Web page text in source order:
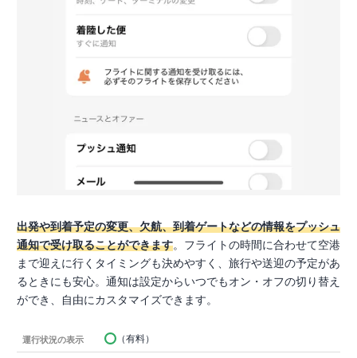
出発や到着予定の変更、欠航、到着ゲートなどの情報をプッシュ
通知で受け取ることができます。フライトの時間に合わせて空港
まで迎えに行くタイミングも決めやすく、旅行や送迎の予定があ
るときにも安心。通知は設定からいつでもオン・オフの切り替え
ができ、自由にカスタマイズできます。
運行状況の表示 （有料）